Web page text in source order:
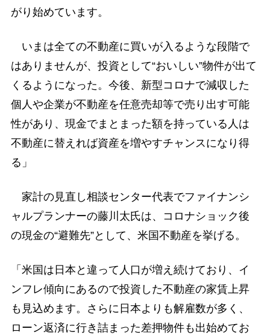
がり始めています。
いまは全ての不動産に買いが入るような段階で
はありませんが、投資として“おいしい”物件が出て
くるようになった。今後、新型コロナで減収した
個人や企業が不動産を任意売却等で売り出す可能
性があり、現金でまとまった額を持っている人は
不動産に替えれば資産を増やすチャンスになり得
る」
家計の見直し相談センター代表でファイナンシ
ャルプランナーの藤川太氏は、コロナショック後
の現金の“避難先”として、米国不動産を挙げる。
「米国は日本と違って人口が増え続けており、イ
ンフレ傾向にあるので投資した不動産の家賃上昇
も見込めます。さらに日本よりも解雇数が多く、
ローン返済に行き詰まった差押物件も出始めてお